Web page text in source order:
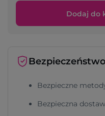
Dodaj do
Bezpieczne
Bezpieczna